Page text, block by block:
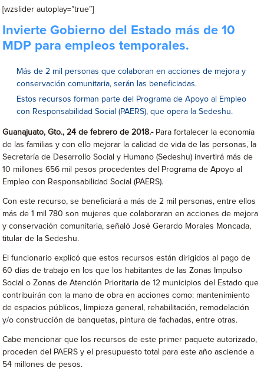
[wzslider autoplay=”true”]
Invierte Gobierno del Estado más de 10
MDP para empleos temporales.
Más de 2 mil personas que colaboran en acciones de mejora y
conservación comunitaria, serán las beneficiadas.
Estos recursos forman parte del Programa de Apoyo al Empleo
con Responsabilidad Social (PAERS), que opera la Sedeshu.
Guanajuato, Gto., 24 de febrero de 2018.- Para fortalecer la economía
de las familias y con ello mejorar la calidad de vida de las personas, la
Secretaría de Desarrollo Social y Humano (Sedeshu) invertirá más de
10 millones 656 mil pesos procedentes del Programa de Apoyo al
Empleo con Responsabilidad Social (PAERS).
Con este recurso, se beneficiará a más de 2 mil personas, entre ellos
más de 1 mil 780 son mujeres que colaboraran en acciones de mejora
y conservación comunitaria, señaló José Gerardo Morales Moncada,
titular de la Sedeshu.
El funcionario explicó que estos recursos están dirigidos al pago de
60 días de trabajo en los que los habitantes de las Zonas Impulso
Social o Zonas de Atención Prioritaria de 12 municipios del Estado que
contribuirán con la mano de obra en acciones como: mantenimiento
de espacios públicos, limpieza general, rehabilitación, remodelación
y/o construcción de banquetas, pintura de fachadas, entre otras.
Cabe mencionar que los recursos de este primer paquete autorizado,
proceden del PAERS y el presupuesto total para este año asciende a
54 millones de pesos.